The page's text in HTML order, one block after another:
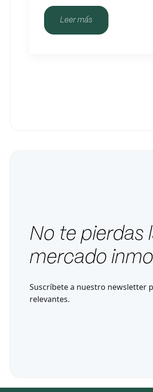
Leer más
No te pierdas
mercado
Suscríbete a nuestro newsletter
relevantes.